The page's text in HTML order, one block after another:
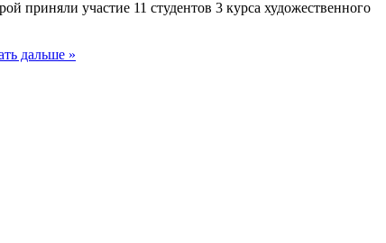
приняли участие 11 студентов 3 курса художественного
дальше »